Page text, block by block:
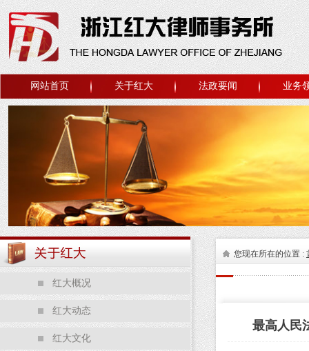
网站首页 关于红大 法政要闻 业务
红大概况
红大动态
红大文化
您现在所在的位置 :
最高人民